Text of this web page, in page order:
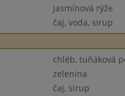
jasmínová rýže
čaj, voda, sirup
chléb, tuňáková
zelenina
čaj, sirup